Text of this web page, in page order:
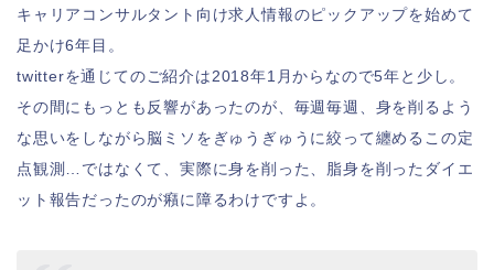
キャリアコンサルタント向け求人情報のピックアップを始めて
足かけ6年目。
twitterを通じてのご紹介は2018年1月からなので5年と少し。
その間にもっとも反響があったのが、毎週毎週、身を削るよう
な思いをしながら脳ミソをぎゅうぎゅうに絞って纏めるこの定
点観測…ではなくて、実際に身を削った、脂身を削ったダイエ
ット報告だったのが癪に障るわけですよ。